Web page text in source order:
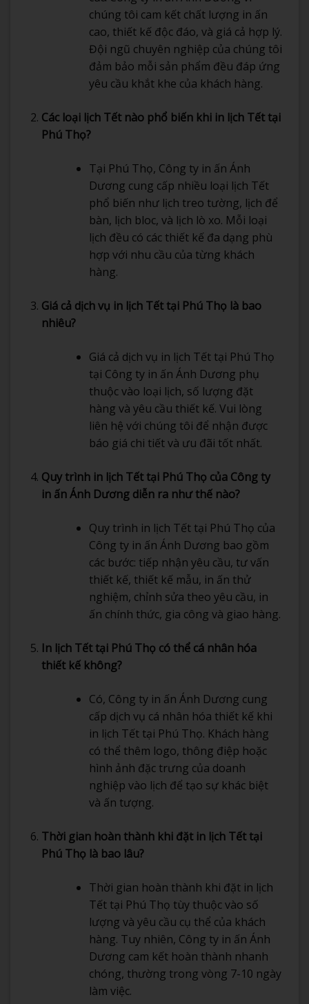
chúng tôi cam kết chất lượng in ấn
cao, thiết kế độc đáo, và giá cả hợp lý.
Đội ngũ chuyên nghiệp của chúng tôi
đảm bảo mỗi sản phẩm đều đáp ứng
yêu cầu khắt khe của khách hàng.
Các loại lịch Tết nào phổ biến khi in lịch Tết tại
Phú Thọ?
Tại Phú Thọ, Công ty in ấn Ánh
Dương cung cấp nhiều loại lịch Tết
phổ biến như lịch treo tường, lịch để
bàn, lịch bloc, và lịch lò xo. Mỗi loại
lịch đều có các thiết kế đa dạng phù
hợp với nhu cầu của từng khách
hàng.
Giá cả dịch vụ in lịch Tết tại Phú Thọ là bao
nhiêu?
Giá cả dịch vụ in lịch Tết tại Phú Thọ
tại Công ty in ấn Ánh Dương phụ
thuộc vào loại lịch, số lượng đặt
hàng và yêu cầu thiết kế. Vui lòng
liên hệ với chúng tôi để nhận được
báo giá chi tiết và ưu đãi tốt nhất.
Quy trình in lịch Tết tại Phú Thọ của Công ty
in ấn Ánh Dương diễn ra như thế nào?
Quy trình in lịch Tết tại Phú Thọ của
Công ty in ấn Ánh Dương bao gồm
các bước: tiếp nhận yêu cầu, tư vấn
thiết kế, thiết kế mẫu, in ấn thử
nghiệm, chỉnh sửa theo yêu cầu, in
ấn chính thức, gia công và giao hàng.
In lịch Tết tại Phú Thọ có thể cá nhân hóa
thiết kế không?
Có, Công ty in ấn Ánh Dương cung
cấp dịch vụ cá nhân hóa thiết kế khi
in lịch Tết tại Phú Thọ. Khách hàng
có thể thêm logo, thông điệp hoặc
hình ảnh đặc trưng của doanh
nghiệp vào lịch để tạo sự khác biệt
và ấn tượng.
Thời gian hoàn thành khi đặt in lịch Tết tại
Phú Thọ là bao lâu?
Thời gian hoàn thành khi đặt in lịch
Tết tại Phú Thọ tùy thuộc vào số
lượng và yêu cầu cụ thể của khách
hàng. Tuy nhiên, Công ty in ấn Ánh
Dương cam kết hoàn thành nhanh
chóng, thường trong vòng 7-10 ngày
làm việc.